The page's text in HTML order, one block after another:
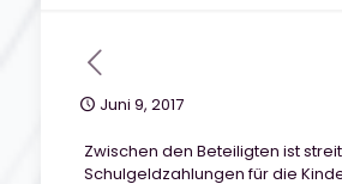
Juni 9, 2017
Zwischen den Beteiligten ist
Schulgeldzahlungen für die